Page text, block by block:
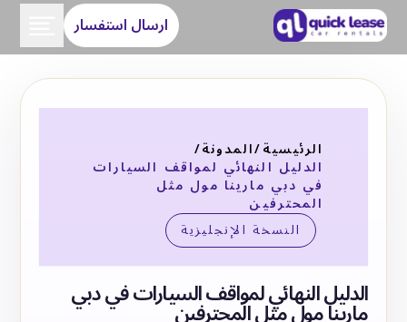
ارسال استفسار
الرئيسية/المدونة/
الدليل النهائي لمواقف السيارات
في دبي مارينا مول مثل
المحترفين
النسخة الإنجليزية
الدليل النهائي لمواقف السيارات في دبي